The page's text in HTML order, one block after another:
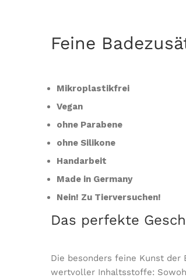
Feine
Mikroplastikfrei
Vegan
ohne Parabene
ohne Silikone
Handarbeit
Made in Germany
Nein! Zu Tierversuchen!
Das perfekte
Die besonders feine Kunst der
wertvoller Inhaltsstoffe: